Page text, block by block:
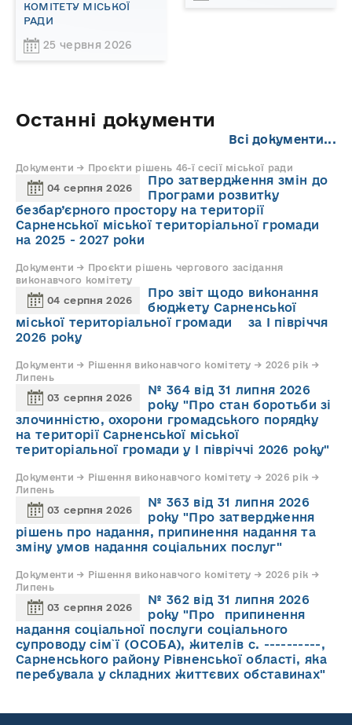
КОМІТЕТУ МІСЬКОЇ
РАДИ
25 червня 2026
Останні документи
Всі документи...
Документи → Проєкти рішень 46-ї сесії міської ради
04 серпня 2026
Про затвердження змін до
Програми розвитку
безбар’єрного простору на території
Сарненської міської територіальної громади
на 2025 - 2027 роки
Документи → Проєкти рішень чергового засідання
виконавчого комітету
04 серпня 2026
Про звіт щодо виконання
бюджету Сарненської
міської територіальної громади за І півріччя
2026 року
Документи → Рішення виконавчого комітету → 2026 рік →
Липень
03 серпня 2026
№ 364 від 31 липня 2026
року "Про стан боротьби зі
злочинністю, охорони громадського порядку
на території Сарненської міської
територіальної громади у І півріччі 2026 року"
Документи → Рішення виконавчого комітету → 2026 рік →
Липень
03 серпня 2026
№ 363 від 31 липня 2026
року "Про затвердження
рішень про надання, припинення надання та
зміну умов надання соціальних послуг"
Документи → Рішення виконавчого комітету → 2026 рік →
Липень
03 серпня 2026
№ 362 від 31 липня 2026
року "Про припинення
надання соціальної послуги соціального
супроводу cім`ї (ОСОБА), жителів с. ----------,
Сарненського району Рівненської області, яка
перебувала у складних життєвих обставинах"